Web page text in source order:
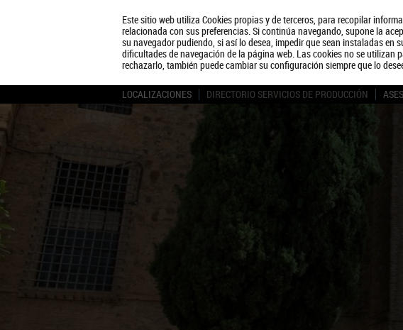
Este sitio web utiliza Cookies propias y de terceros, para recopilar
relacionada con sus preferencias. Si continúa navegando, supone la
su navegador pudiendo, si así lo desea, impedir que sean instaladas
dificultades de navegación de la página web. Las cookies no se utilizan
rechazarlo, también puede cambiar su configuración siempre que lo
LOCALIZACIONES DIRECTORIO SERVICIOS DE PRODUCCIÓN